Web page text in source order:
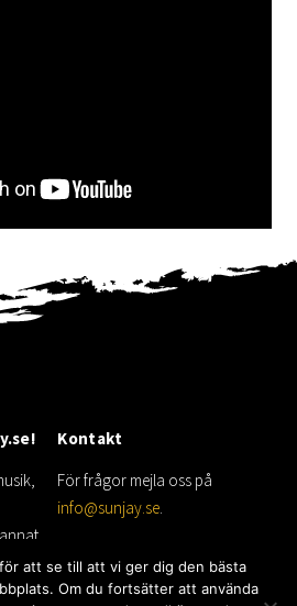
Kontakt
För frågor mejla oss på
info@sunjay.se
att se till att vi ger dig den bästa
Om du fortsätter att använda